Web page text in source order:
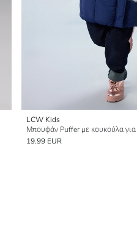
LCW Kids
Μπουφάν Puffer με κουκούλα για
19.99 EUR